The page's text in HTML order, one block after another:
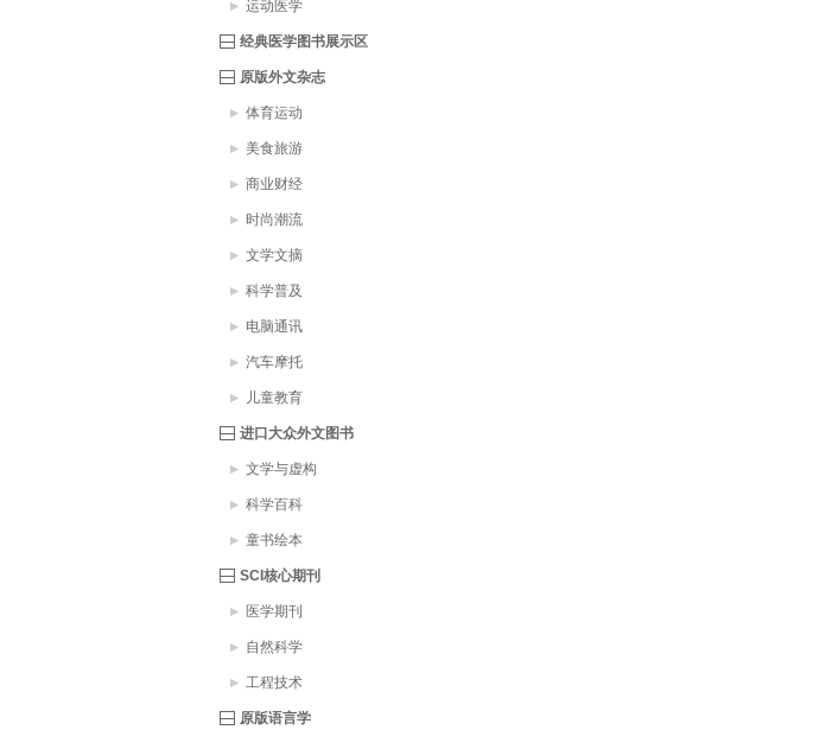
运动医学
经典医学图书展示区
原版外文杂志
体育运动
美食旅游
商业财经
时尚潮流
文学文摘
科学普及
电脑通讯
汽车摩托
儿童教育
进口大众外文图书
文学与虚构
科学百科
童书绘本
SCI核心期刊
医学期刊
自然科学
工程技术
原版语言学